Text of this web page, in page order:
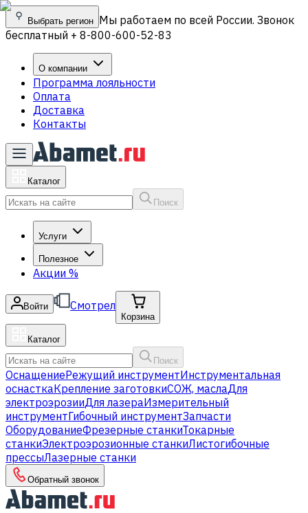
Выбрать регион Мы работаем по всей России. Звонок
бесплатный + 8-800-600-52-83
О компании
Программа лояльности
Оплата
Доставка
Контакты
Каталог
Поиск
Услуги
Полезное
Акции %
Войти Смотрел
Корзина
Каталог
Поиск
ОснащениеРежущий инструментИнструментальная
оснасткаКрепление заготовкиСОЖ, маслаДля
электроэрозииДля лазераИзмерительный
инструментГибочный инструментЗапчасти
ОборудованиеФрезерные станкиТокарные
станкиЭлектроэрозионные станкиЛистогибочные
прессыЛазерные станки
Обратный звонок